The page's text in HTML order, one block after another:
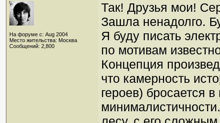
На форуме с: Aug 2004
Место жительства: Москва
Сообщений: 2,800
Так! Друзья мои!
Зашла ненадолго.
Я буду писать
по мотивам
Концепция
что камерность
героев) бросается